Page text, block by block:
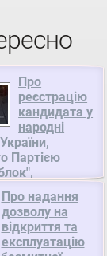
Про
реєстрацію
кандидата у
народні
Партією
виборча
у народні
Про надання
дозволу на
відкриття та
експлуатацію